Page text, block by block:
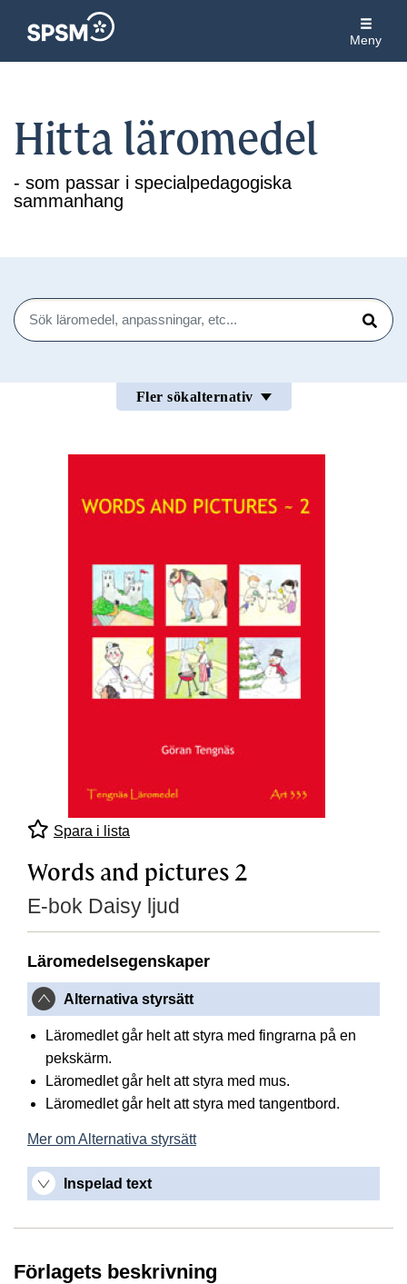
Meny
Hitta läromedel
- som passar i specialpedagogiska
sammanhang
Sök
Sök
Fler sökalternativ
Spara i lista
Words and pictures 2
E-bok Daisy ljud
Läromedelsegenskaper
Alternativa styrsätt
Läromedlet går helt att styra med fingrarna på en
pekskärm.
Läromedlet går helt att styra med mus.
Läromedlet går helt att styra med tangentbord.
Mer om Alternativa styrsätt
Inspelad text
Förlagets beskrivning